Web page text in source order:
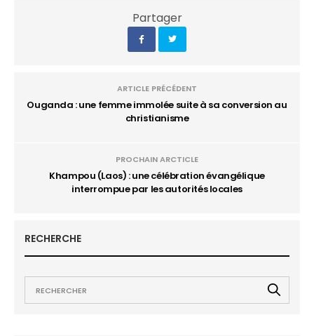
Partager
ARTICLE PRÉCÉDENT
Ouganda : une femme immolée suite à sa conversion au
christianisme
PROCHAIN ARCTICLE
Khampou (Laos) : une célébration évangélique
interrompue par les autorités locales
RECHERCHE